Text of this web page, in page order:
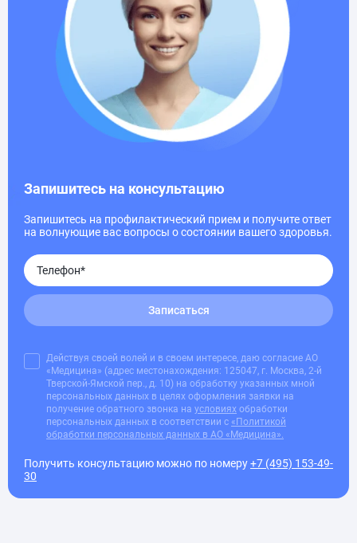
Запишитесь на консультацию
Запишитесь на профилактический прием и получите ответ
на волнующие вас вопросы о состоянии вашего здоровья.
Записаться
Действуя своей волей и в своем интересе, даю согласие АО
«Медицина» (адрес местонахождения: 125047, г. Москва, 2-й
Тверской-Ямской пер., д. 10) на обработку указанных мной
персональных данных в целях оформления заявки на
получение обратного звонка на условиях обработки
персональных данных в соответствии с «Политикой
обработки персональных данных в АО «Медицина».
Получить консультацию можно по номеру+7 (495) 153-49-
30